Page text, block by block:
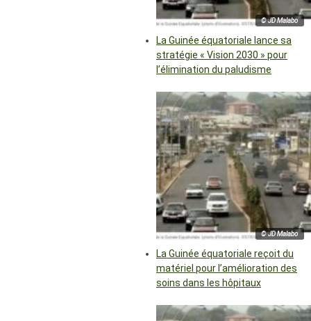
© JD Malabo
La Guinée équatoriale lance sa
stratégie « Vision 2030 » pour
l’élimination du paludisme
© JD Malabo
La Guinée équatoriale reçoit du
matériel pour l’amélioration des
soins dans les hôpitaux